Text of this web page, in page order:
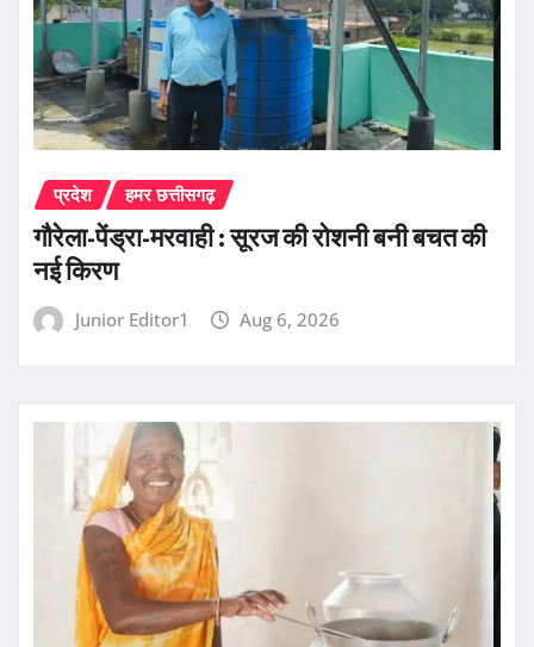
प्रदेश हमर छत्तीसगढ़
गौरेला-पेंड्रा-मरवाही : सूरज की रोशनी बनी बचत की
नई किरण
Junior Editor1 Aug 6, 2026